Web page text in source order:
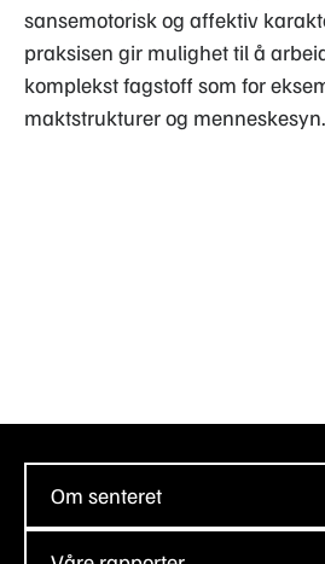
sansemotorisk og affektiv
praksisen gir mulighet til å
komplekst fagstoff som for
maktstrukturer og menneskesyn.
Om senteret